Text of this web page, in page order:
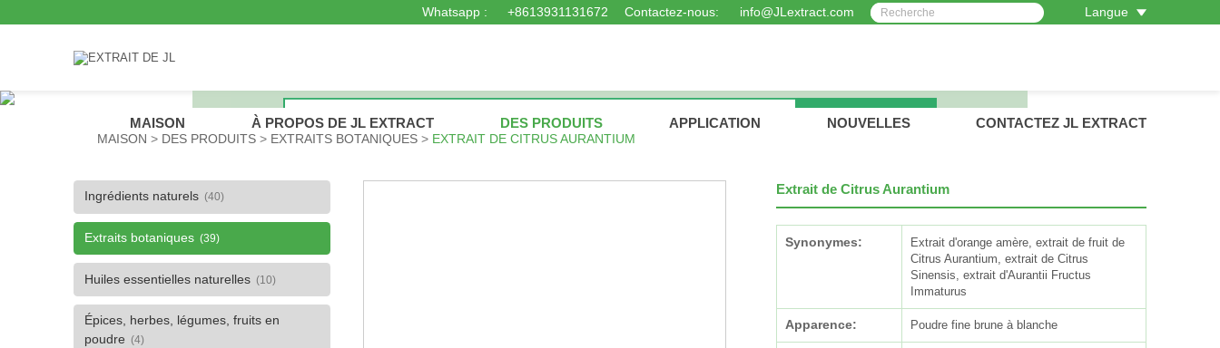
Whatsapp : +8613931131672 Contactez-nous: info@JLextract.com Langue
MAISON À PROPOS DE JL EXTRACT DES PRODUITS APPLICATION NOUVELLES CONTACTEZ JL EXTRACT
MAISON DES PRODUITS EXTRAITS BOTANIQUES EXTRAIT DE CITRUS AURANTIUM
Ingrédients naturels (40)
Extraits botaniques (39)
Huiles essentielles naturelles (10)
Épices, herbes, légumes, fruits en
poudre (4)
Extrait de Citrus Aurantium
Synonymes:
Extrait d'orange amère, extrait de fruit de
Citrus Aurantium, extrait de Citrus
Sinensis, extrait d'Aurantii Fructus
Immaturus
Apparence: Poudre fine brune à blanche